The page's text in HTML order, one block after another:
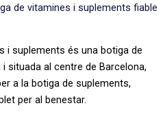
de vitamines i suplements fiable
i suplements és una botiga de
situada al centre de Barcelona,
a la botiga de suplements,
per al benestar.